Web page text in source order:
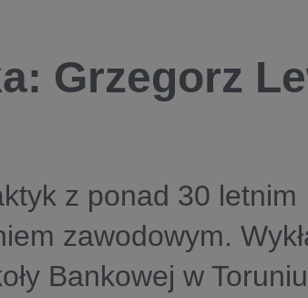
Grzegorz
z ponad 30 letnim
zawodowym.
Bankowej w